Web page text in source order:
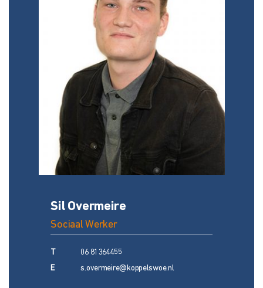
Sil Overmeire
Sociaal Werker
06 81364455
E s.overmeire@koppelswoe.nl